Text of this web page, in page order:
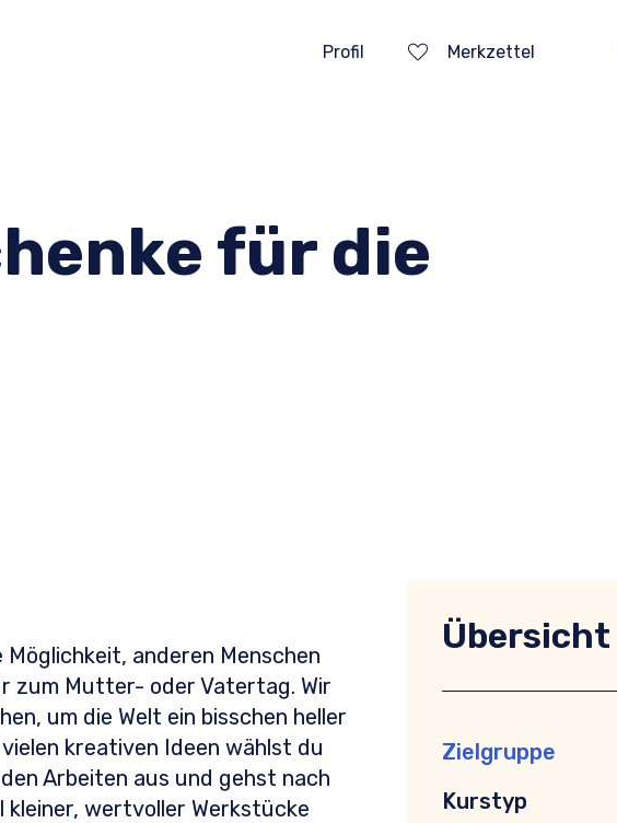
Profil Merkzettel
für die
anderen Menschen
zum Mutter- oder Vatertag. Wir
um die Welt ein bisschen heller
kreativen Ideen wählst du
Arbeiten aus und gehst nach
kleiner, wertvoller Werkstücke
Übersicht
Zielgruppe
Kurstyp